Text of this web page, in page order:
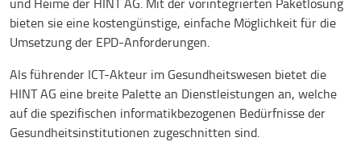
bieten sie eine kostengünstige, einfache Möglichkeit für die
Umsetzung der EPD-Anforderungen.
Als führender ICT-Akteur im Gesundheitswesen bietet die
HINT AG eine breite Palette an Dienstleistungen an, welche
auf die spezifischen informatikbezogenen Bedürfnisse der
Gesundheitsinstitutionen zugeschnitten sind.